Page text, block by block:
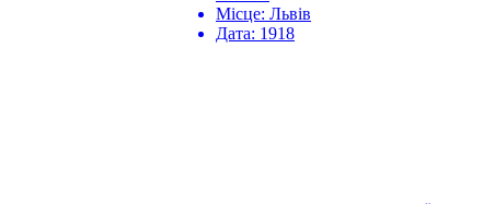
Місце: Львів
Дата: 1918